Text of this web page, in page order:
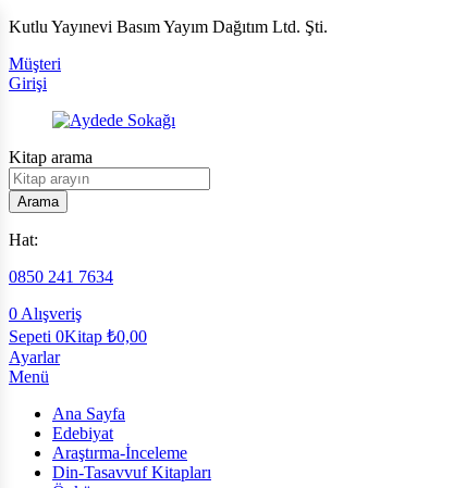
Kutlu Yayınevi Basım Yayım Dağıtım Ltd. Şti.
Müşteri
Girişi
Kitap arama
Arama
Hat:
0850 241 7634
0 Alışveriş
Sepeti 0Kitap ₺0,00
Ayarlar
Menü
Ana Sayfa
Edebiyat
Araştırma-İnceleme
Din-Tasavvuf Kitapları